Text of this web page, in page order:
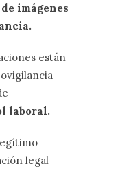
imágenes
están
laboral.
legal